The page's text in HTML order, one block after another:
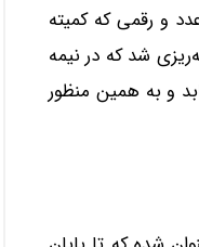
و رقمی که کمیته
شد که در نیمه
و به همین منظور